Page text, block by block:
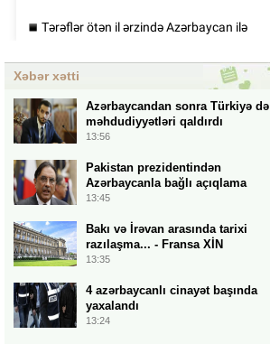
Xəbər xətti
Azərbaycandan sonra Türkiyə də
məhdudiyyətləri qaldırdı
13:56
Pakistan prezidentindən
Azərbaycanla bağlı açıqlama
13:45
Bakı və İrəvan arasında tarixi
razılaşma... - Fransa XİN
13:35
4 azərbaycanlı cinayət başında
yaxalandı
13:24